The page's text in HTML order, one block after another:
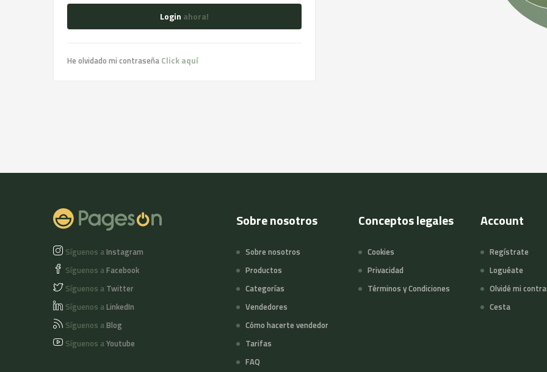
Login ahora!
He olvidado mi contraseña Click aquí
Síguenos aInstagram
Síguenos aFacebook
Síguenos a Twitter
Síguenos aLinkedIn
Síguenos aBlog
Síguenos aYoutube
Sobre nosotros
Sobre nosotros
Productos
Categorías
Vendedores
Cómo hacerte vendedor
Tarifas
FAQ
Conceptos legales
Cookies
Privacidad
Términos y Condiciones
Account
Regístrate
Loguéate
Olvidé mi
Cesta